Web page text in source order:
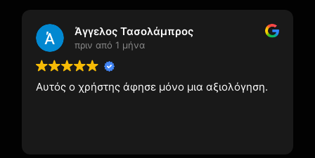
Άγγελος Τασολάμπρος
πριν από 1 μήνα
Αυτός ο χρήστης άφησε μόνο μια αξιολόγηση.